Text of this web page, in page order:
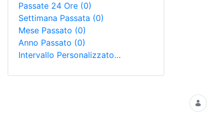
Passate 24 Ore (0)
Settimana Passata (0)
Mese Passato (0)
Anno Passato (0)
Intervallo Personalizzato…